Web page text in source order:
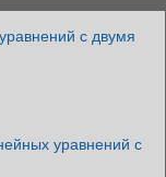
с двумя
уравнений с